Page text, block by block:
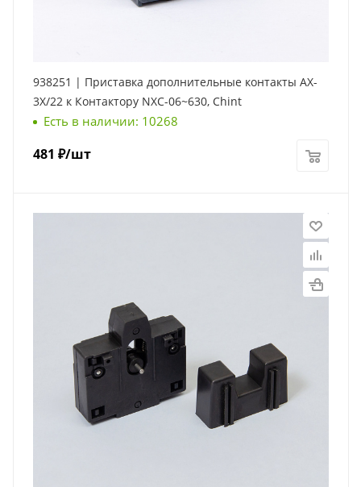
938251 | Приставка дополнительные контакты AX-
3X/22 к Контактору NXC-06~630, Chint
Есть в наличии: 10268
481 ₽/шт